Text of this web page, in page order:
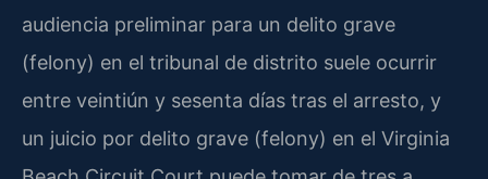
audiencia preliminar para un delito grave
(felony) en el tribunal de distrito suele ocurrir
entre veintiún y sesenta días tras el arresto, y
un juicio por delito grave (felony) en el Virginia